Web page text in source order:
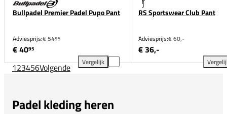
Bullpadel Premier Padel Pupo Pant
Adviesprijs:€ 5495
€ 4095
Vergelijk
Bullpadel Premier Padel Pupo Pant toevoegen aan
RS Sportswear Club Pant
Adviesprijs:€ 60,-
€ 36,-
123456Volgende
Padel kleding heren